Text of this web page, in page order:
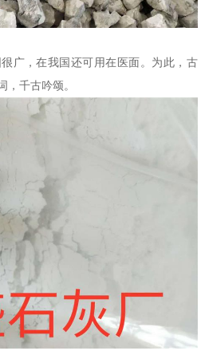
广，在我国还可用在医面。为此，古
，千古吟颂。